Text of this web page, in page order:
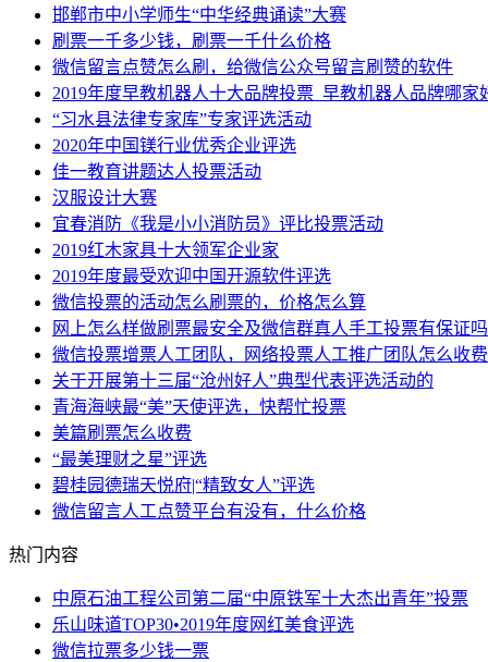
邯郸市中小学师生“中华经典诵读”大赛
刷票一千多少钱，刷票一千什么价格
微信留言点赞怎么刷，给微信公众号留言刷赞的软件
2019年度早教机器人十大品牌投票_早教机器人品牌哪家
“习水县法律专家库”专家评选活动
2020年中国镁行业优秀企业评选
佳一教育讲题达人投票活动
汉服设计大赛
宜春消防《我是小小消防员》评比投票活动
2019红木家具十大领军企业家
2019年度最受欢迎中国开源软件评选
微信投票的活动怎么刷票的，价格怎么算
网上怎么样做刷票最安全及微信群真人手工投票有保证吗
微信投票增票人工团队，网络投票人工推广团队怎么收
关于开展第十三届“沧州好人”典型代表评选活动的
青海海峡最“美”天使评选，快帮忙投票
美篇刷票怎么收费
“最美理财之星”评选
碧桂园德瑞天悦府|“精致女人”评选
微信留言人工点赞平台有没有，什么价格
热门内容
中原石油工程公司第二届“中原铁军十大杰出青年”投票
乐山味道TOP30•2019年度网红美食评选
微信拉票多少钱一票